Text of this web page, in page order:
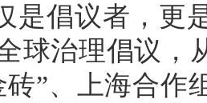
是倡议者，更
球治理倡议，
砖”、上海合作